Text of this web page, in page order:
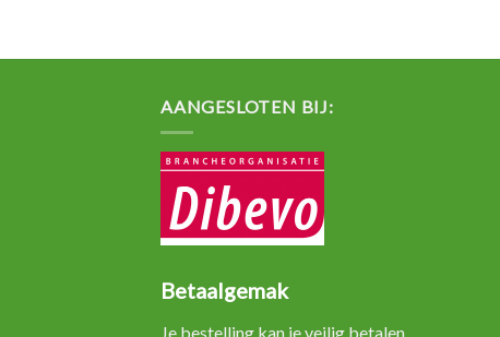
AANGESLOTEN BIJ:
Betaalgemak
Je bestelling kan je veilig betalen